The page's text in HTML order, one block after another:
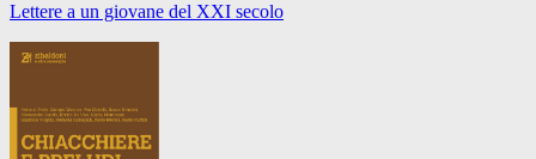
Lettere a un giovane del XXI secolo